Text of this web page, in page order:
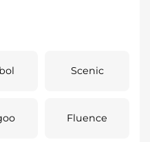
Scenic
Fluence